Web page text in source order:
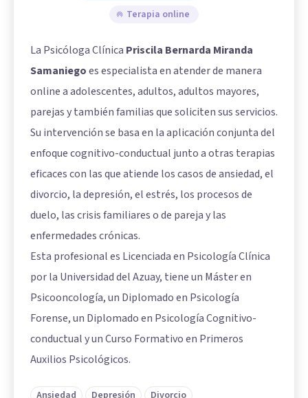
Terapia online
La Psicóloga Clínica Priscila Bernarda Miranda
Samaniegoes especialista en atender de manera
online a adolescentes, adultos, adultos mayores,
parejas y también familias que soliciten sus servicios.
Su intervención se basa en la aplicación conjunta del
enfoque cognitivo-conductual junto a otras terapias
eficaces con las que atiende los casos de ansiedad, el
divorcio, la depresión, el estrés, los procesos de
duelo, las crisis familiares o de pareja y las
enfermedades crónicas.
Esta profesional es Licenciada en Psicología Clínica
por la Universidad del Azuay, tiene un Máster en
Psicooncología, un Diplomado en Psicología
Forense, un Diplomado en Psicología Cognitivo-
conductual y un Curso Formativo en Primeros
Auxilios Psicológicos.